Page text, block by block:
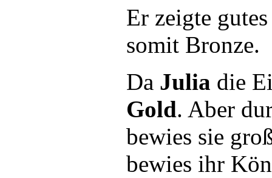
Er zeigte
somit Bronze.
Da Julia die
Gold. Aber
bewies sie
bewies ihr